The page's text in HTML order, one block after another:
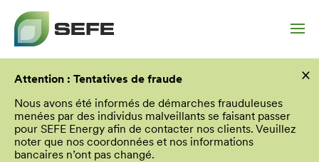
principal
Attention : Tentatives de fraude
Nous avons été informés de démarches frauduleuses
menées par des individus malveillants se faisant passer
pour SEFE Energy afin de contacter nos clients. Veuillez
noter que nos coordonnées et nos informations
bancaires n’ont pas changé.
×